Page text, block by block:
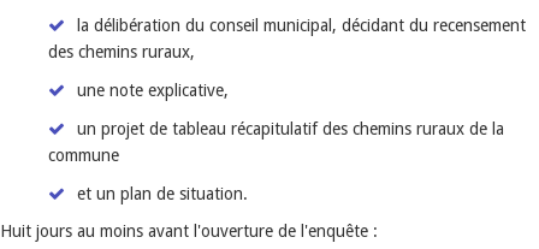
la délibération du conseil municipal, décidant du recensement
des chemins ruraux,
une note explicative,
un projet de tableau récapitulatif des chemins ruraux de la
commune
et un plan de situation.
Huit jours au moins avant l'ouverture de l'enquête :